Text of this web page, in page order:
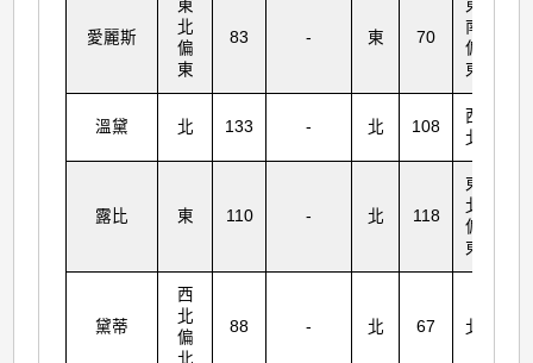
愛麗斯
東
北
偏
東
83 - 東 70
東
南
偏
東
溫黛 北 133 - 北 108
西
北
露比 東 110 - 北 118
東
北
偏
東
黛蒂
西
北
偏
北
88 - 北 67 北